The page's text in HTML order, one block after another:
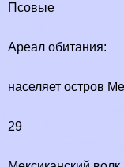
Псовые
Ареал обитания:
населяет остров
29